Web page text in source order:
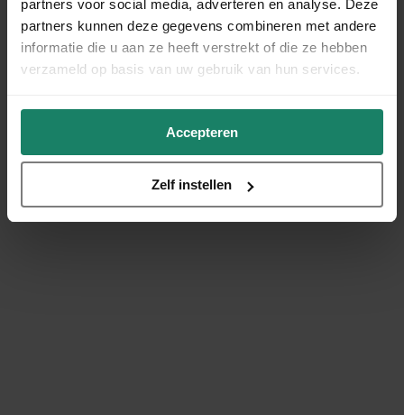
partners voor social media, adverteren en analyse. Deze
partners kunnen deze gegevens combineren met andere
informatie die u aan ze heeft verstrekt of die ze hebben
verzameld op basis van uw gebruik van hun services.
Accepteren
Zelf instellen